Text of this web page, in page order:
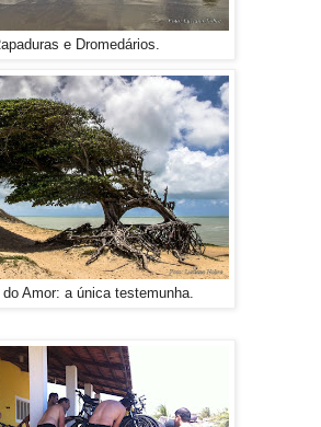
e Dromedários.
Amor: a única testemunha.